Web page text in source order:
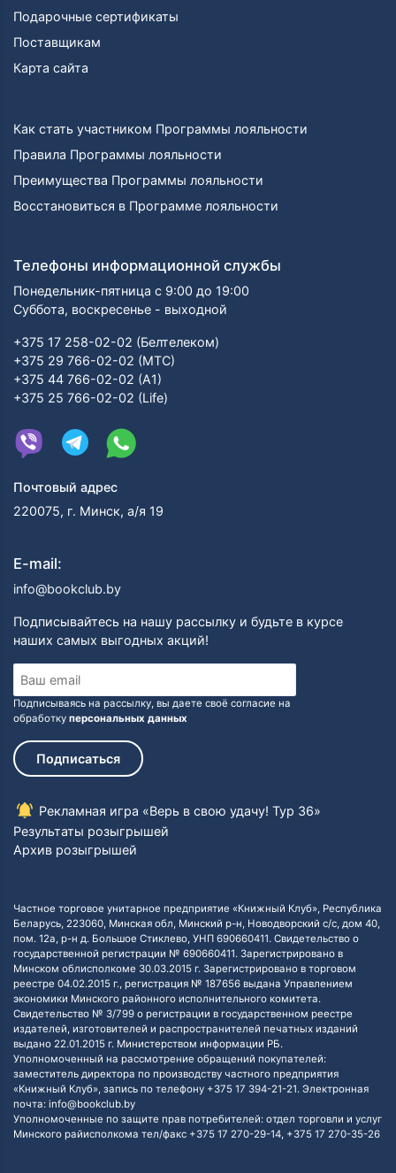
Подарочные сертификаты
Поставщикам
Карта сайта
Как стать участником Программы лояльности
Правила Программы лояльности
Преимущества Программы лояльности
Восстановиться в Программе лояльности
Телефоны информационной службы
Понедельник-пятница с 9:00 до 19:00
Суббота, воскресенье - выходной
+375 17 258-02-02 (Белтелеком)
+375 29 766-02-02 (МТС)
+375 44 766-02-02 (А1)
+375 25 766-02-02 (Life)
Почтовый адрес
220075, г. Минск, а/я 19
E-mail:
info@bookclub.by
Подписывайтесь на нашу рассылку и будьте в курсе
наших самых выгодных акций!
Подписываясь на рассылку, вы даете своё согласие на
обработку персональных данных
Подписаться
Рекламная игра «Верь в свою удачу! Тур 36»
Результаты розыгрышей
Архив розыгрышей
Частное торговое унитарное предприятие «Книжный Клуб», Республика
Беларусь, 223060, Минская обл, Минский р-н, Новодворский с/с, дом 40,
пом. 12а, р-н д. Большое Стиклево, УНП 690660411. Свидетельство о
государственной регистрации № 690660411. Зарегистрировано в
Минском облисполкоме 30.03.2015 г. Зарегистрировано в торговом
реестре 04.02.2015 г., регистрация № 187656 выдана Управлением
экономики Минского районного исполнительного комитета.
Свидетельство № 3/799 о регистрации в государственном реестре
издателей, изготовителей и распространителей печатных изданий
выдано 22.01.2015 г. Министерством информации РБ.
Уполномоченный на рассмотрение обращений покупателей:
заместитель директора по производству частного предприятия
«Книжный Клуб», запись по телефону +375 17 394-21-21. Электронная
почта: info@bookclub.by
Уполномоченные по защите прав потребителей: отдел торговли и услуг
Минского райисполкома тел/факс +375 17 270-29-14, +375 17 270-35-26